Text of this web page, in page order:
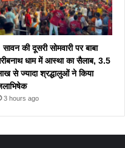
सावन की दूसरी सोमवारी पर बाबा
धाम में आस्था का सैलाब, 3.5
से ज्यादा श्रद्धालुओं ने किया
3 hours ago